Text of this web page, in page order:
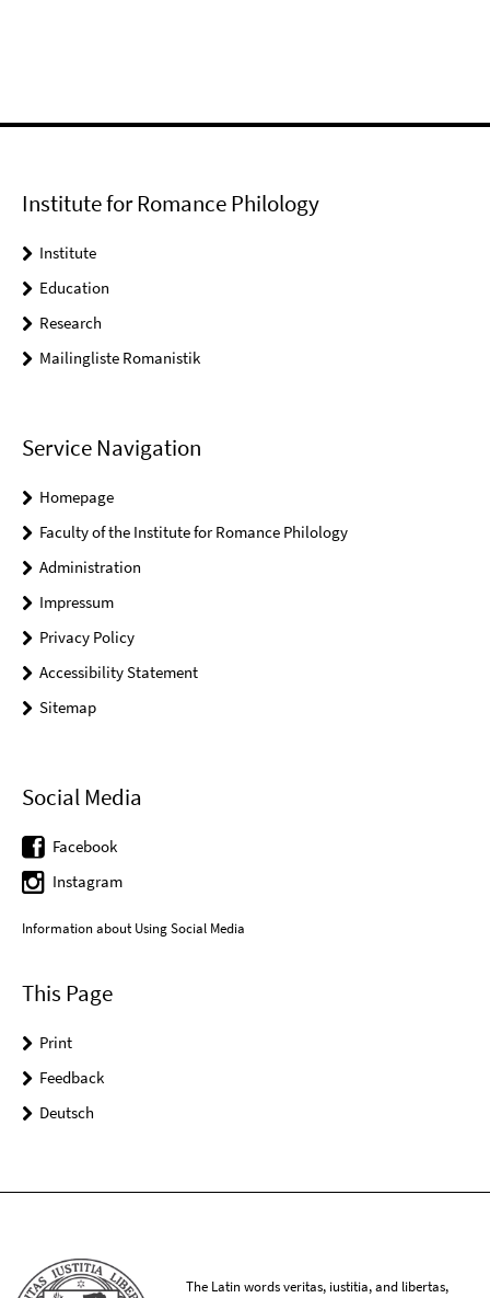
Institute for Romance Philology
Institute
Education
Research
Mailingliste Romanistik
Service Navigation
Homepage
Faculty of the Institute for Romance Philology
Administration
Impressum
Privacy Policy
Accessibility Statement
Sitemap
Social Media
Facebook
Instagram
Information about Using Social Media
This Page
Print
Feedback
Deutsch
The Latin words veritas, iustitia, and libertas,